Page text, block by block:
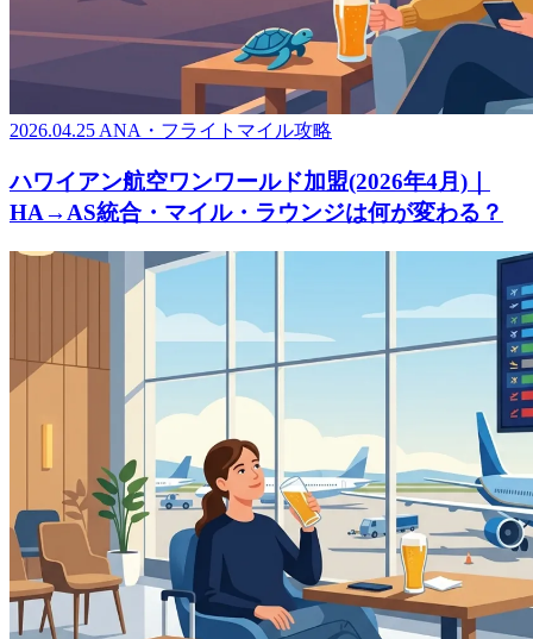
2026.04.25 ANA・フライトマイル攻略
ハワイアン航空ワンワールド加盟(2026年4月)｜
HA→AS統合・マイル・ラウンジは何が変わる？